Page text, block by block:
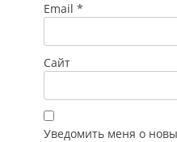
Email *
Сайт
Уведомить меня о